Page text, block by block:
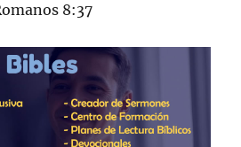
8:37